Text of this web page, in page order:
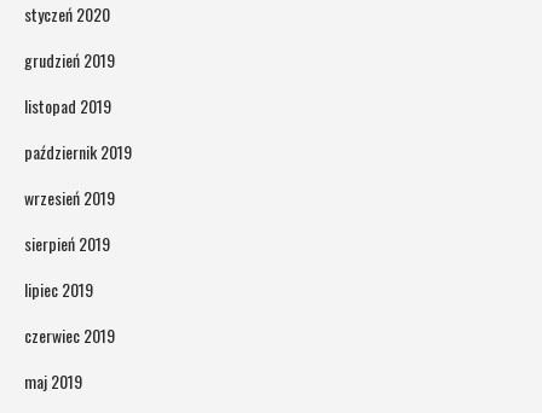
styczeń 2020
grudzień 2019
listopad 2019
październik 2019
wrzesień 2019
sierpień 2019
lipiec 2019
czerwiec 2019
maj 2019